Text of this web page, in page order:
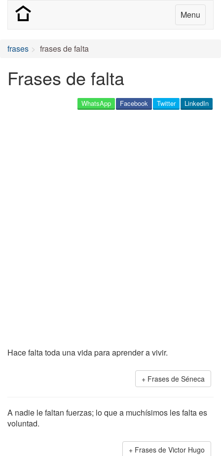
Menu
frases frases de falta
Frases de falta
LinkedIn
Twitter
Facebook
WhatsApp
Hace falta toda una vida para aprender a vivir.
Frases de Séneca
A nadie le faltan fuerzas; lo que a muchísimos les falta es
voluntad.
Frases de Victor Hugo